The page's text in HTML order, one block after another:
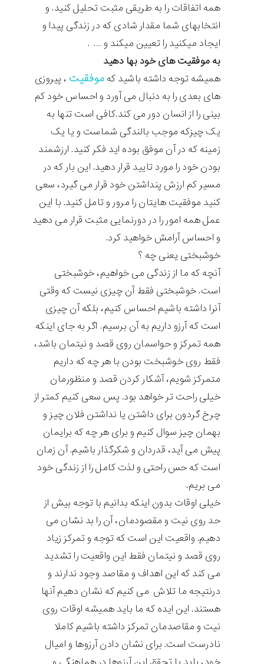
همه اتفاقات را به طریقی مثبت تحلیل کنید. و
انتخابهای شما مقدار شادی که در زندگی پیدا و
ایجاد میکنید را تعیین میکند و …. .
به موفقیت های خود بها دهید
همیشه توجه داشته باشید که موفقیت ، پیروزی
های بعدی را به دنبال می آورد و احساس خود کم
بینی را از انسان دور می کند.کافی است تنها به
یک چیزکه موجب بالندگی شماست و یا یک
زمینه که در آن موفق بوده اید فکر کنید. ارزشمند
بودن خود را مورد تایید قرار دهید. این بار که در
مسیر کم ارزش پنداشتن خود قرار می گیرد، سعی
کنید موفقیت هایتان را مرور و تامل کنید. با این
عمل همه امور را در دورنمایی مثبت قرار می دهید
و احساس آرامش خواهید کرد.
خوشبختی یعنی چه ؟
آنچه که ما از زندگی می خواهیم، خوشبختی
است. خوشبختی فقط آن چیزی نیست که وقتی
آنرا داشته باشیم احساس کنیم، بلکه آن چیزی
است که آرزو داریم به آن برسیم. اگر به جای اینکه
همه تمرکز و حواسمان روی قصد و نیتمان باشد،
فقط روی خوشبخت بودن با هر چه که داریم
متمرکز شویم، آشکار کردن قصد و منظورمان
خیلی راحت تر خواهد بود. پس سعی کنیم کمتر از
چرخ گردون برای داشتن یا نداشتن فلان چیز و
بهمان چیز سوال کنیم و برای هر چه که برایمان
پیش می آید، قدردان و شکرگذار باشیم. آن زمان
است که حس راحتی و لذت کامل را از زندگی خود
می بریم.
خیلی اوقات بدون اینکه بدانیم با توجه بیش از
حد روی نیت و مقصودمان، آن را بد نشان می
دهیم. واقعیت این است که توجه و تمرکز زیاد
روی قصد و نیتمان فقط این واقعیت را تشدید
می کند که این اهداف و مقاصد وجود ندارند و
درنتیجه ما تلاش می کنیم که نشان دهیم آنها
هستند. این ایده که ما باید همیشه اوقات روی
نیت و مقاصدمان تمرکز داشته باشیم کاملا
نادرست است. برای نشان دادن آرزوها و امیال